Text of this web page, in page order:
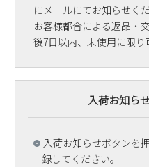
にメールにてお知らせくだ
お客様都合による返品・
後7日以内、未使用に限り
入荷お知ら
入荷お知らせボタンを
録してください。